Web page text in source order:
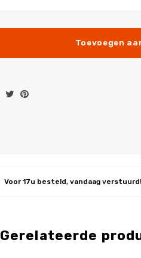
Toevoegen
Voor 17u besteld, vandaag verstuurd!
Gerelateerde